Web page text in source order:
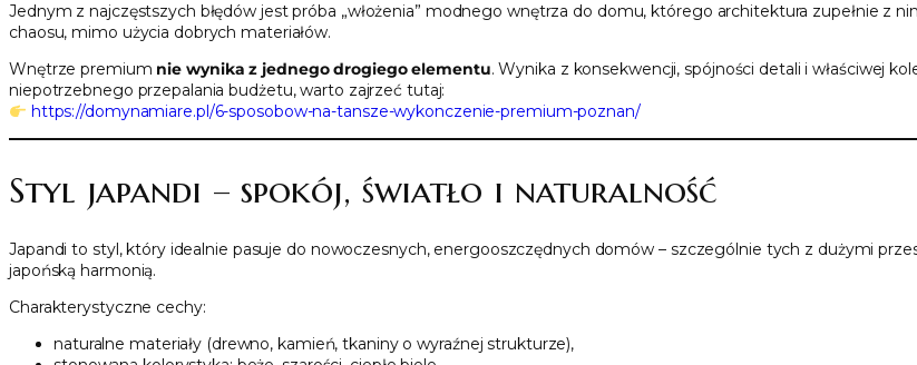
Jednym z najczęstszych błędów jest próba „włożenia” modnego wnętrza do domu, którego architektura zupełnie z
chaosu, mimo użycia dobrych materiałów.
Wnętrze premium nie wynika z jednego drogiego elementu. Wynika z konsekwencji, spójności detali i właściwej
niepotrzebnego przepalania budżetu, warto zajrzeć tutaj:
https://domynamiare.pl/6-sposobow-na-tansze-wykonczenie-premium-poznan/
Styl japandi – spokój, światło i naturalność
Japandi to styl, który idealnie pasuje do nowoczesnych, energooszczędnych domów – szczególnie tych z dużymi
japońską harmonią.
Charakterystyczne cechy:
naturalne materiały (drewno, kamień, tkaniny o wyraźnej strukturze),